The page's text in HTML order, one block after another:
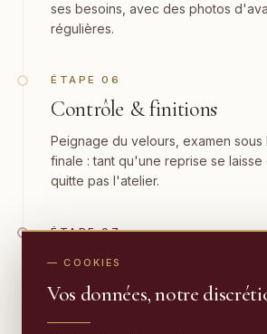
ses besoins, avec des photos
régulières.
ÉTAPE 06
Contrôle & finitions
Peignage du velours, examen
finale : tant qu'une reprise se
quitte pas l'atelier.
ÉTAPE 07
Livraison & garantie 10 ans
Votre tapis vous est rapporté à
— COOKIES
Vos données, notre